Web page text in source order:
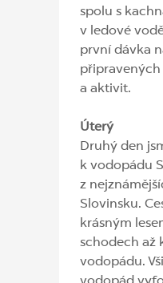
spolu s
v ledové
první dávka
připravených
a aktivit.
Úterý
Druhý den
k vodopádu
z
Slovinsku.
krásným
schodech až
vodopádu.